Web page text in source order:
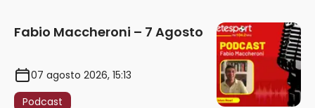
Fabio Maccheroni – 7 Agosto
07 agosto 2026, 15:13
Podcast